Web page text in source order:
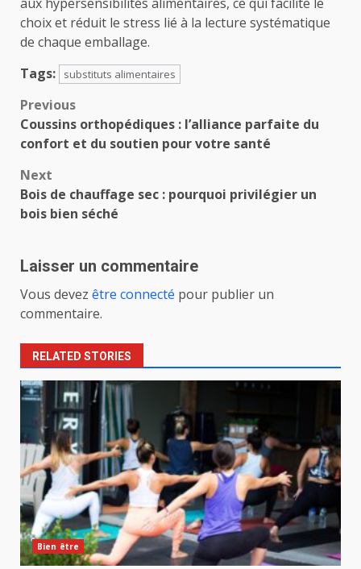
choix et réduit le stress lié à la lecture systématique
de chaque emballage.
Tags:
substituts alimentaires
Post
navigation
Previous
Coussins orthopédiques : l’alliance parfaite du
confort et du soutien pour votre santé
Next
Bois de chauffage sec : pourquoi privilégier un
bois bien séché
Laisser un commentaire
Vous devez être connecté pour publier un
commentaire.
RELATED STORIES
Bien être